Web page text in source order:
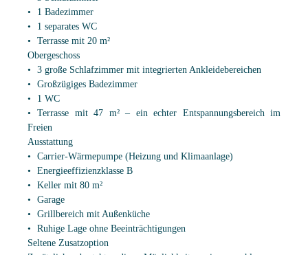
1 Badezimmer
1 separates WC
Terrasse mit 20 m²
Obergeschoss
3 große Schlafzimmer mit integrierten Ankleidebereichen
Großzügiges Badezimmer
1 WC
Terrasse mit 47 m² – ein echter Entspannungsbereich im
Freien
Ausstattung
Carrier-Wärmepumpe (Heizung und Klimaanlage)
Energieeffizienzklasse B
Keller mit 80 m²
Garage
Grillbereich mit Außenküche
Ruhige Lage ohne Beeinträchtigungen
Seltene Zusatzoption